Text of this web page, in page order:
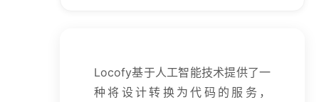
Locofy基于人工智能技术提供了一
种将设计转换为代码的服务，